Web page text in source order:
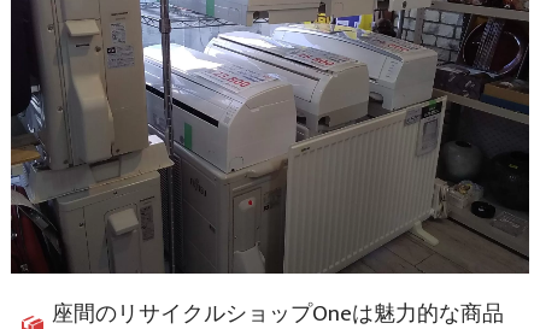
座間のリサイクルショップOneは魅力的な商品